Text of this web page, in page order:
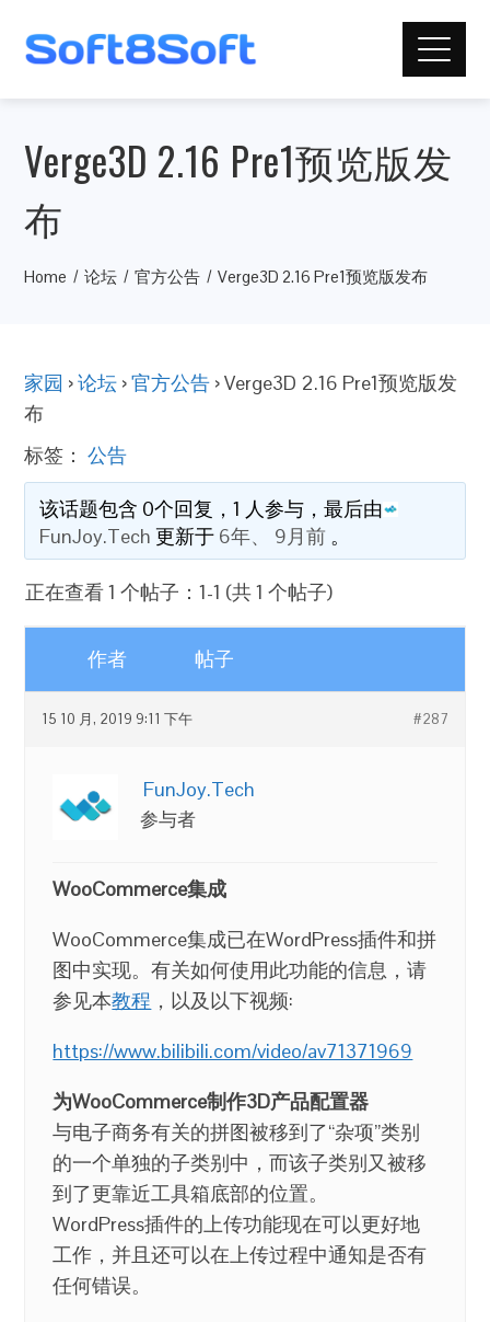
Verge3D 2.16 Pre1预览版发
布
Home 论坛 官方公告 Verge3D 2.16 Pre1预览版发布
家园 ›论坛 ›官方公告 ›Verge3D 2.16 Pre1预览版发
布
标签：公告
该话题包含 0个回复，1 人参与，最后由
FunJoy.Tech 更新于 6年、 9月前 。
正在查看 1 个帖子：1-1 (共 1 个帖子)
作者 帖子
15 10 月, 2019 9:11 下午 #287
FunJoy.Tech
参与者
WooCommerce集成
WooCommerce集成已在WordPress插件和拼
图中实现。有关如何使用此功能的信息，请
参见本教程 ，以及以下视频:
https://www.bilibili.com/video/av71371969
为WooCommerce制作3D产品配置器
与电子商务有关的拼图被移到了“杂项”类别
的一个单独的子类别中，而该子类别又被移
到了更靠近工具箱底部的位置。
WordPress插件的上传功能现在可以更好地
工作，并且还可以在上传过程中通知是否有
任何错误。